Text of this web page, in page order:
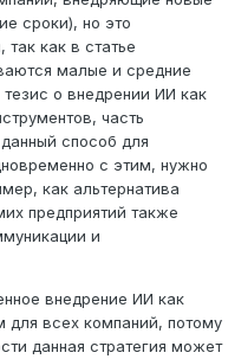
сроки), но это
так как в статье
малые и средние
о внедрении ИИ как
часть
способ для
с этим, нужно
как альтернатива
предприятий также
и
внедрение ИИ как
для всех компаний, потому
данная стратегия может